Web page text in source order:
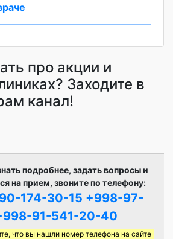
про акции и
Заходите в
канал!
подробнее, задать вопросы и
на прием, звоните по телефону:
174-30-15 +998-97-
91-541-20-40
что вы нашли номер телефона на сайте